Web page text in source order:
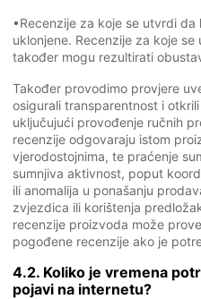
•Recenzije za koje se utvrdi
uklonjene. Recenzije za koje
također mogu rezultirati
Također provodimo provjere
osigurali transparentnost i
uključujući provođenje ručnih
recenzije odgovaraju istom
vjerodostojnima, te praćenje
sumnjiva aktivnost, poput
ili anomalija u ponašanju
zvjezdica ili korištenja
recenzije proizvoda može
pogođene recenzije ako je
4.2. Koliko je vremena
pojavi na internetu?